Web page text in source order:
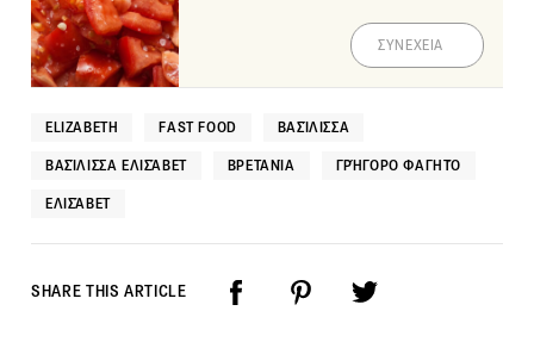
ΣΥΝΕΧΕΙΑ
ELIZABETH FAST FOOD ΒΑΣΊΛΙΣΣΑ
ΒΑΣΊΛΙΣΣΑ ΕΛΙΣΆΒΕΤ ΒΡΕΤΑΝΊΑ ΓΡΉΓΟΡΟ ΦΑΓΗΤΌ
ΕΛΙΣΆΒΕΤ
SHARE THIS ARTICLE